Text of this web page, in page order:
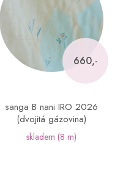
660,-
sanga B nani IRO 2026
(dvojitá gázovina)
skladem (8 m)